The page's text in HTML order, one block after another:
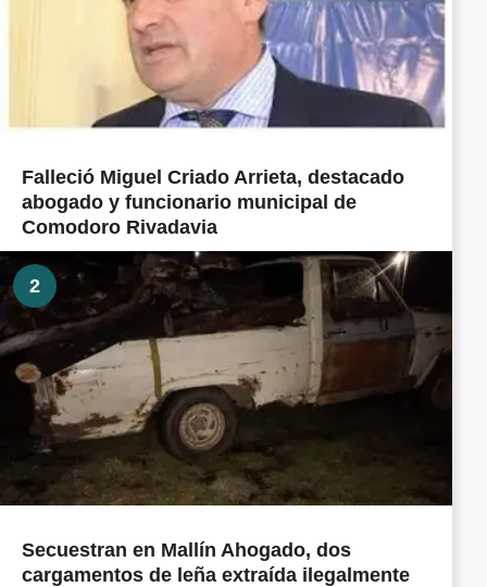
Falleció Miguel Criado Arrieta, destacado
abogado y funcionario municipal de
Comodoro Rivadavia
2
Secuestran en Mallín Ahogado, dos
cargamentos de leña extraída ilegalmente